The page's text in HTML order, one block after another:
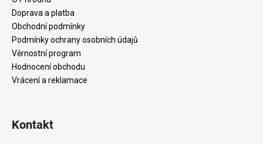
Doprava a platba
Obchodní podmínky
Podmínky ochrany osobních údajů
Věrnostní program
Hodnocení obchodu
Vrácení a reklamace
Kontakt